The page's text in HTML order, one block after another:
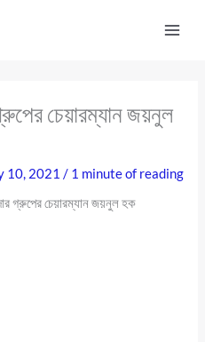
চেয়ারম্যান জয়নুল
10, 2021/ 1 minute of reading
গ্রুপের চেয়ারম্যান জয়নুল হক